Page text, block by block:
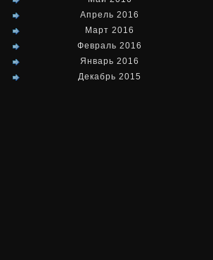
Апрель 2016
Март 2016
Февраль 2016
Январь 2016
Декабрь 2015